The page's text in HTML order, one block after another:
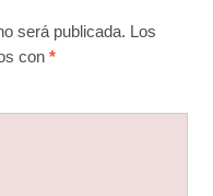
será publicada. Los
con *